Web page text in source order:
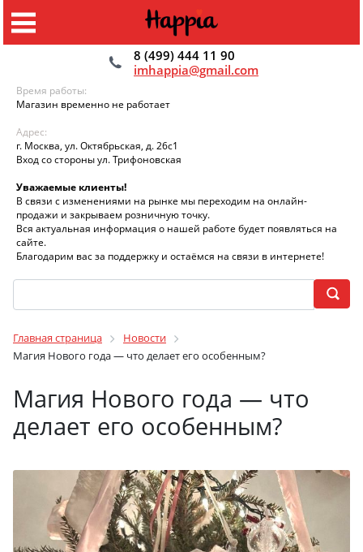
8 (499) 444 11 90
imhappia@gmail.com
Время работы:
Магазин временно не работает
Адрес:
г. Москва, ул. Октябрьская, д. 26с1
Вход со стороны ул. Трифоновская
Уважаемые клиенты!
В связи с изменениями на рынке мы переходим на онлайн-
продажи и закрываем розничную точку.
Вся актуальная информация о нашей работе будет появляться на
сайте.
Благодарим вас за поддержку и остаёмся на связи в интернете!
Главная страница
Новости
Магия Нового года — что делает его особенным?
Магия Нового года — что
делает его особенным?